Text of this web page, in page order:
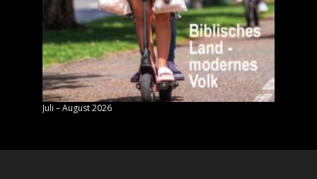
Juli – August 2026